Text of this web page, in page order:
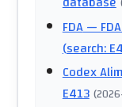
FDA—
(search:
Codex
E413 (